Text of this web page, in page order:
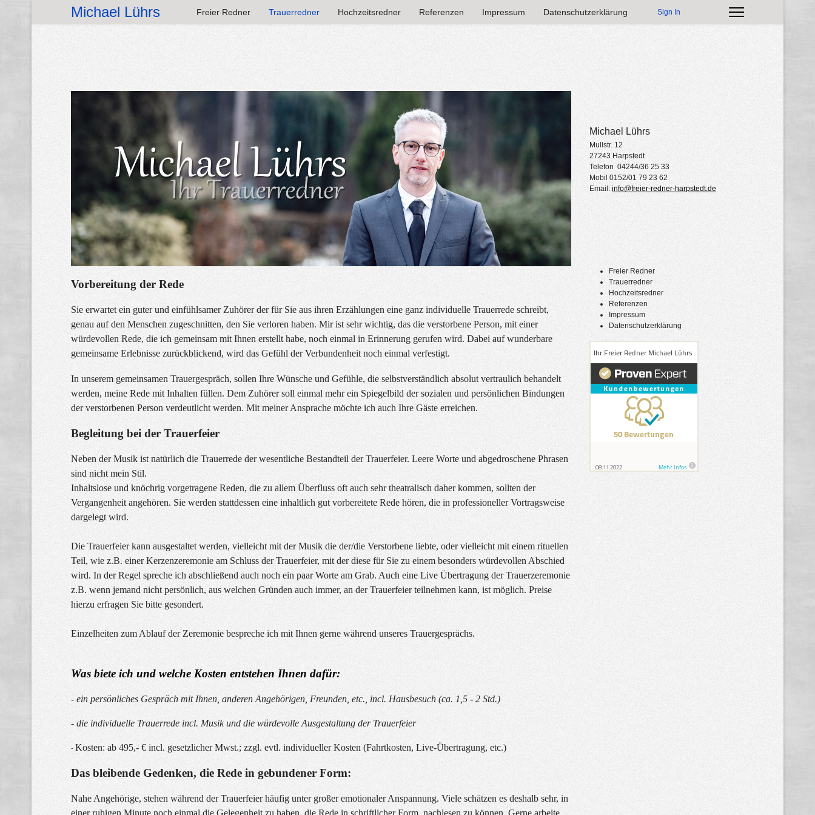
Michael Lührs Freier Redner Trauerredner Hochzeitsredner Referenzen Impressum Datenschutzerklärung Sign In
Vorbereitung der Rede
Sie erwartet ein guter und einfühlsamer Zuhörer der für Sie aus ihren Erzählungen eine ganz individuelle Trauerrede schreibt,
genau auf den Menschen zugeschnitten, den Sie verloren haben. Mir ist sehr wichtig, das die verstorbene Person, mit einer
würdevollen Rede, die ich gemeinsam mit Ihnen erstellt habe, noch einmal in Erinnerung gerufen wird. Dabei auf wunderbare
gemeinsame Erlebnisse zurückblickend, wird das Gefühl der Verbundenheit noch einmal verfestigt.
In unserem gemeinsamen Trauergespräch, sollen Ihre Wünsche und Gefühle, die selbstverständlich absolut vertraulich behandelt
werden, meine Rede mit Inhalten füllen. Dem Zuhörer soll einmal mehr ein Spiegelbild der sozialen und persönlichen Bindungen
der verstorbenen Person verdeutlicht werden. Mit meiner Ansprache möchte ich auch Ihre Gäste erreichen.
Begleitung bei der Trauerfeier
Neben der Musik ist natürlich die Trauerrede der wesentliche Bestandteil der Trauerfeier. Leere Worte und abgedroschene Phrasen
sind nicht mein Stil.
Inhaltslose und knöchrig vorgetragene Reden, die zu allem Überfluss oft auch sehr theatralisch daher kommen, sollten der
Vergangenheit angehören. Sie werden stattdessen eine inhaltlich gut vorbereitete Rede hören, die in professioneller Vortragsweise
dargelegt wird.
Die Trauerfeier kann ausgestaltet werden, vielleicht mit der Musik die der/die Verstorbene liebte, oder vielleicht mit einem rituellen
Teil, wie z.B. einer Kerzenzeremonie am Schluss der Trauerfeier, mit der diese für Sie zu einem besonders würdevollen Abschied
wird. In der Regel spreche ich abschließend auch noch ein paar Worte am Grab. Auch eine Live Übertragung der Trauerzeremonie
z.B. wenn jemand nicht persönlich, aus welchen Gründen auch immer, an der Trauerfeier teilnehmen kann, ist möglich. Preise
hierzu erfragen Sie bitte gesondert.
Einzelheiten zum Ablauf der Zeremonie bespreche ich mit Ihnen gerne während unseres Trauergesprächs.
Was biete ich und welche Kosten entstehen Ihnen dafür:
- ein persönliches Gespräch mit Ihnen, anderen Angehörigen, Freunden, etc., incl. Hausbesuch (ca. 1,5 - 2 Std.)
- die individuelle Trauerrede incl. Musik und die würdevolle Ausgestaltung der Trauerfeier
- Kosten: ab 495,- € incl. gesetzlicher Mwst.; zzgl. evtl. individueller Kosten (Fahrtkosten, Live-Übertragung, etc.)
Das bleibende Gedenken, die Rede in gebundener Form:
Nahe Angehörige, stehen während der Trauerfeier häufig unter großer emotionaler Anspannung. Viele schätzen es deshalb sehr, in
einer ruhigen Minute noch einmal die Gelegenheit zu haben, die Rede in schriftlicher Form, nachlesen zu können. Gerne arbeite
Michael Lührs
Mullstr. 12
27243 Harpstedt
Telefon 04244/36 25 33
Mobil 0152/01 79 23 62
Email: info@freier-redner-harpstedt.de
Freier Redner
Trauerredner
Hochzeitsredner
Referenzen
Impressum
Datenschutzerklärung